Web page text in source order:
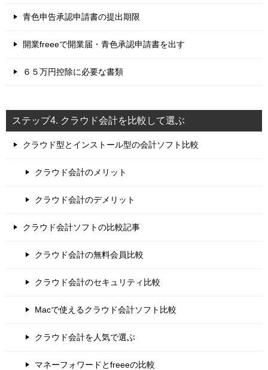
青色申告承認申請書の提出期限
開業freeeで開業届・青色承認申請書を出す
６５万円控除に必要な書類
ステップ4. クラウド会計を比較して選ぶ
クラウド型とインストール型の会計ソフト比較
クラウド会計のメリット
クラウド会計のデメリット
クラウド会計ソフトの比較記事
クラウド会計の無料会員比較
クラウド会計のセキュリティ比較
Macで使えるクラウド会計ソフト比較
クラウド会計を人気で選ぶ
マネーフォワードとfreeeの比較